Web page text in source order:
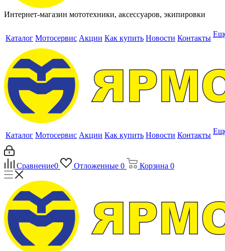
Интернет-магазин мототехники, аксессуаров, экипировки
Каталог Мотосервис Акции Как купить Новости Контакты
Каталог Мотосервис Акции Как купить Новости Контакты
Сравнение0 Отложенные 0 Корзина 0